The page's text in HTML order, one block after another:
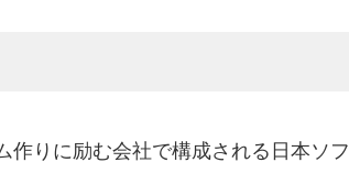
作りに励む会社で構成される日本ソフ